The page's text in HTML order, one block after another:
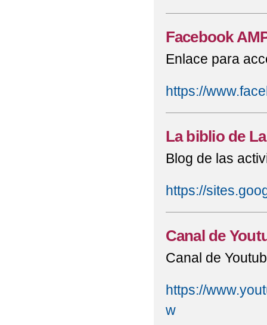
Facebook
Enlace para
https://
La biblio de
Blog de las
https://
Canal de
Canal de
https://
w